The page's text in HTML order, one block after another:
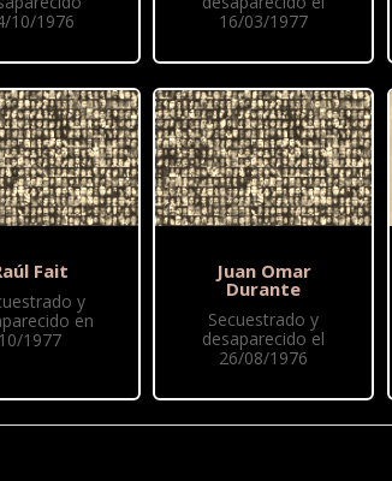
10/1976
Fait
y
en
10/1977
16/03/1977
Juan Omar
Durante
Secuestrado y
desaparecido el
26/08/1976